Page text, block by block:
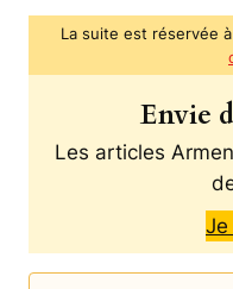
La suite est réservée
Envie
Les articles
Je